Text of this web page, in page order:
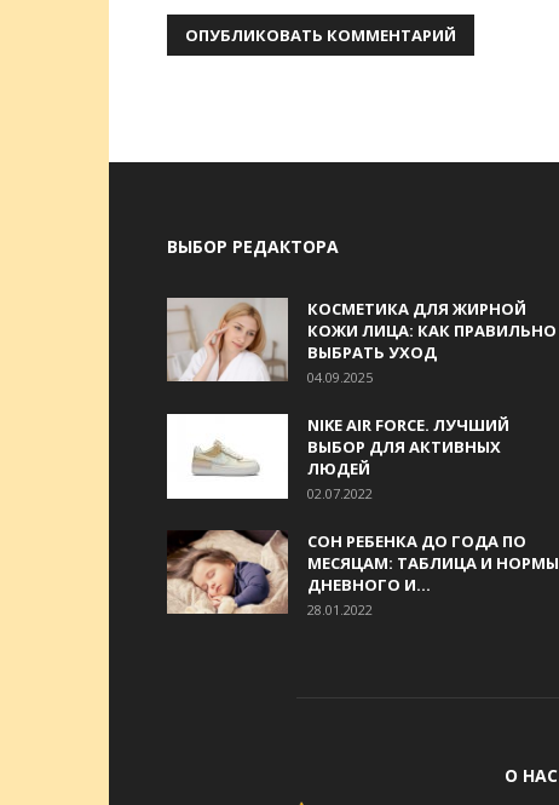
ВЫБОР РЕДАКТОРА
КОСМЕТИКА ДЛЯ ЖИРНОЙ
КОЖИ ЛИЦА: КАК ПРАВИЛЬНО
ВЫБРАТЬ УХОД
04.09.2025
NIKE AIR FORCE. ЛУЧШИЙ
ВЫБОР ДЛЯ АКТИВНЫХ
ЛЮДЕЙ
02.07.2022
СОН РЕБЕНКА ДО ГОДА ПО
МЕСЯЦАМ: ТАБЛИЦА И НОРМЫ
ДНЕВНОГО И...
28.01.2022
О НАС